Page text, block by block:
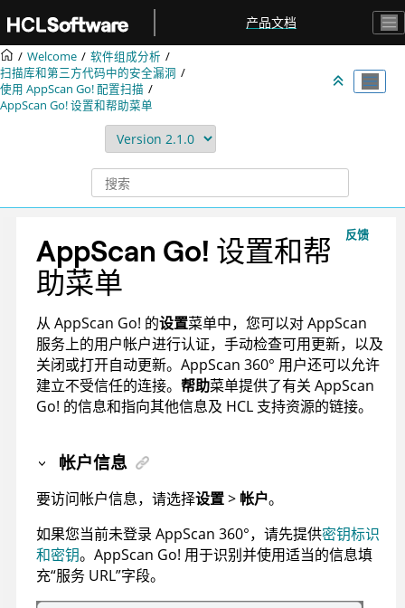
产品文档
Welcome
软件组成分析
扫描库和第三方代码中的安全漏洞
使用 AppScan Go!配置扫描
AppScan Go!设置和帮助菜单
反馈
AppScan Go! 设置和帮
助菜单
从 AppScan Go! 的设置菜单中，您可以对AppScan
服务上的用户帐户进行认证，手动检查可用更新，以及
关闭或打开自动更新。 AppScan 360° 用户还可以允许
建立不受信任的连接。 帮助菜单提供了有关 AppScan
Go! 的信息和指向其他信息及 HCL 支持资源的链接。
帐户信息
要访问帐户信息，请选择设置> 帐户。
如果您当前未登录 AppScan 360°，请先提供密钥标识
和密钥。 AppScan Go! 用于识别并使用适当的信息填
充“服务 URL”字段。